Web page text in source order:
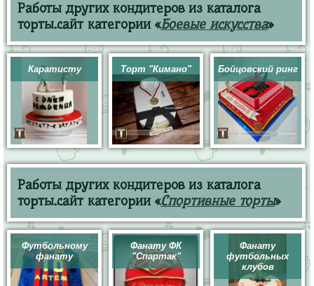
Работы других кондитеров из каталога
торты.сайт категории «Боевые искусства»
Каратисту Торт "Кимано" Бойцовский ринг
Работы других кондитеров из каталога
торты.сайт категории «Спортивные торты»
Футбольному
фанату
Фанату ФК
"Спартак"
Фанату
футбольных
клубов